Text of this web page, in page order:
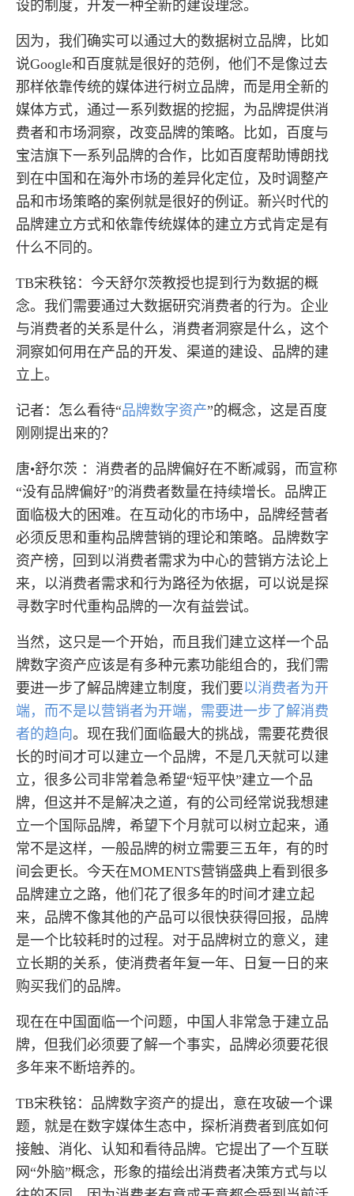
设的制度，开发一种全新的建设理念。
因为，我们确实可以通过大的数据树立品牌，比如
说Google和百度就是很好的范例，他们不是像过去
那样依靠传统的媒体进行树立品牌，而是用全新的
媒体方式，通过一系列数据的挖掘，为品牌提供消
费者和市场洞察，改变品牌的策略。比如，百度与
宝洁旗下一系列品牌的合作，比如百度帮助博朗找
到在中国和在海外市场的差异化定位，及时调整产
品和市场策略的案例就是很好的例证。新兴时代的
品牌建立方式和依靠传统媒体的建立方式肯定是有
什么不同的。
TB宋秩铭：今天舒尔茨教授也提到行为数据的概
念。我们需要通过大数据研究消费者的行为。企业
与消费者的关系是什么，消费者洞察是什么，这个
洞察如何用在产品的开发、渠道的建设、品牌的建
立上。
记者：怎么看待“品牌数字资产”的概念，这是百度
刚刚提出来的？
唐•舒尔茨 ：消费者的品牌偏好在不断减弱，而宣称
“没有品牌偏好”的消费者数量在持续增长。品牌正
面临极大的困难。在互动化的市场中，品牌经营者
必须反思和重构品牌营销的理论和策略。品牌数字
资产榜，回到以消费者需求为中心的营销方法论上
来，以消费者需求和行为路径为依据，可以说是探
寻数字时代重构品牌的一次有益尝试。
当然，这只是一个开始，而且我们建立这样一个品
牌数字资产应该是有多种元素功能组合的，我们需
要进一步了解品牌建立制度，我们要以消费者为开
端，而不是以营销者为开端，需要进一步了解消费
者的趋向。现在我们面临最大的挑战，需要花费很
长的时间才可以建立一个品牌，不是几天就可以建
立，很多公司非常着急希望“短平快”建立一个品
牌，但这并不是解决之道，有的公司经常说我想建
立一个国际品牌，希望下个月就可以树立起来，通
常不是这样，一般品牌的树立需要三五年，有的时
间会更长。今天在MOMENTS营销盛典上看到很多
品牌建立之路，他们花了很多年的时间才建立起
来，品牌不像其他的产品可以很快获得回报，品牌
是一个比较耗时的过程。对于品牌树立的意义，建
立长期的关系，使消费者年复一年、日复一日的来
购买我们的品牌。
现在在中国面临一个问题，中国人非常急于建立品
牌，但我们必须要了解一个事实，品牌必须要花很
多年来不断培养的。
TB宋秩铭：品牌数字资产的提出，意在攻破一个课
题，就是在数字媒体生态中，探析消费者到底如何
接触、消化、认知和看待品牌。它提出了一个互联
网“外脑”概念，形象的描绘出消费者决策方式与以